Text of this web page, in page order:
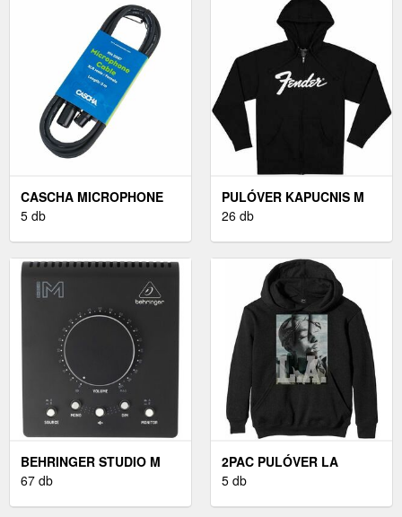
CASCHA MICROPHONE
CABLE XLR 3 M
5 db
PULÓVER KAPUCNIS M
FEKETE
26 db
BEHRINGER STUDIO M
67 db
2PAC PULÓVER LA
SKYLINE BLACK M
5 db